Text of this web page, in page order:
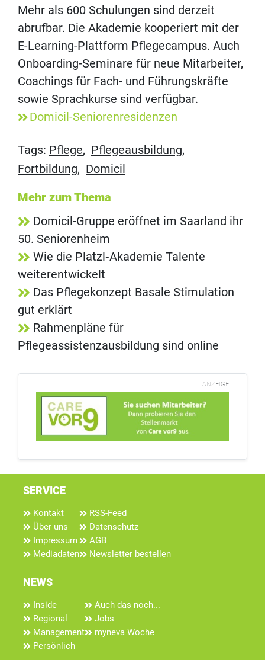
Mehr als 600 Schulungen sind derzeit
abrufbar. Die Akademie kooperiert mit der
E-Learning-Plattform Pflegecampus. Auch
Onboarding-Seminare für neue Mitarbeiter,
Coachings für Fach- und Führungskräfte
sowie Sprachkurse sind verfügbar.
Domicil-Seniorenresidenzen
Tags: Pflege, Pflegeausbildung,
Fortbildung, Domicil
Mehr zum Thema
Domicil-Gruppe eröffnet im Saarland ihr
50. Seniorenheim
Wie die Platzl‑Akademie Talente
weiterentwickelt
Das Pflegekonzept Basale Stimulation
gut erklärt
Rahmenpläne für
Pflegeassistenzausbildung sind online
ANZEIGE
SERVICE
Kontakt
Über uns
Impressum
Mediadaten
RSS-Feed
Datenschutz
AGB
Newsletter bestellen
NEWS
Inside
Regional
Management
Persönlich
Auch das noch...
Jobs
myneva Woche